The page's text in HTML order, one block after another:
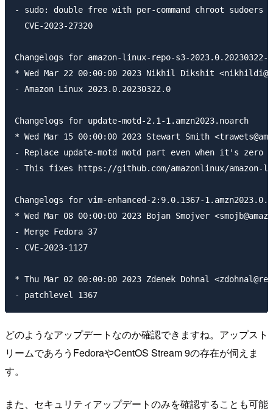
どのようなアップデートなのか確認できますね。アップスト
リームであろうFedoraやCentOS Stream 9の存在が伺えま
す。
また、セキュリティアップデートのみを確認することも可能